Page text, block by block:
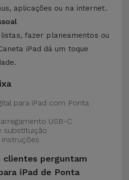
aplicações ou na internet.
fazer planeamentos ou
iPad dá um toque
para iPad com Ponta
USB-C
substituição
instruções
clientes perguntam
iPad de Ponta